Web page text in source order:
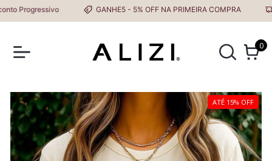
Progressivo GANHE5 - 5% OFF NA PRIMEIRA COMPRA
0
ATÉ 15% OFF